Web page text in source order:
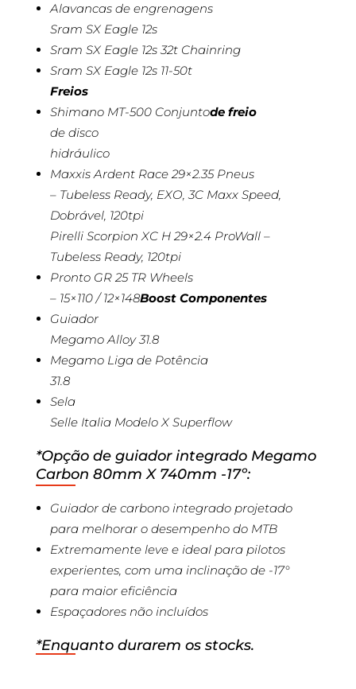
Alavancas de engrenagens
Sram SX Eagle 12s
Sram SX Eagle 12s 32t Chainring
Sram SX Eagle 12s 11-50t
Freios
Shimano MT-500 Conjuntode freio
de disco
hidráulico
Maxxis Ardent Race 29×2.35 Pneus
– Tubeless Ready, EXO, 3C Maxx Speed,
Dobrável, 120tpi
Pirelli Scorpion XC H 29×2.4 ProWall –
Tubeless Ready, 120tpi
Pronto GR 25 TR Wheels
– 15×110 / 12×148Boost Componentes
Guiador
Megamo Alloy 31.8
Megamo Liga de Potência
31.8
Sela
Selle Italia Modelo X Superflow
*Opção de guiador integrado Megamo
Carbon 80mm X 740mm -17º:
Guiador de carbono integrado projetado
para melhorar o desempenho do MTB
Extremamente leve e ideal para pilotos
experientes, com uma inclinação de -17°
para maior eficiência
Espaçadores não incluídos
*Enquanto durarem os stocks.